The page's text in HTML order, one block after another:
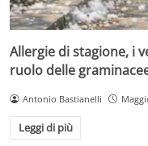
Allergie di stagione, i
ruolo delle
Antonio Bastianelli
Leggi di più